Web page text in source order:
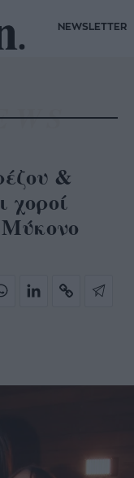
NEWSLETTER
&
Μύκονο